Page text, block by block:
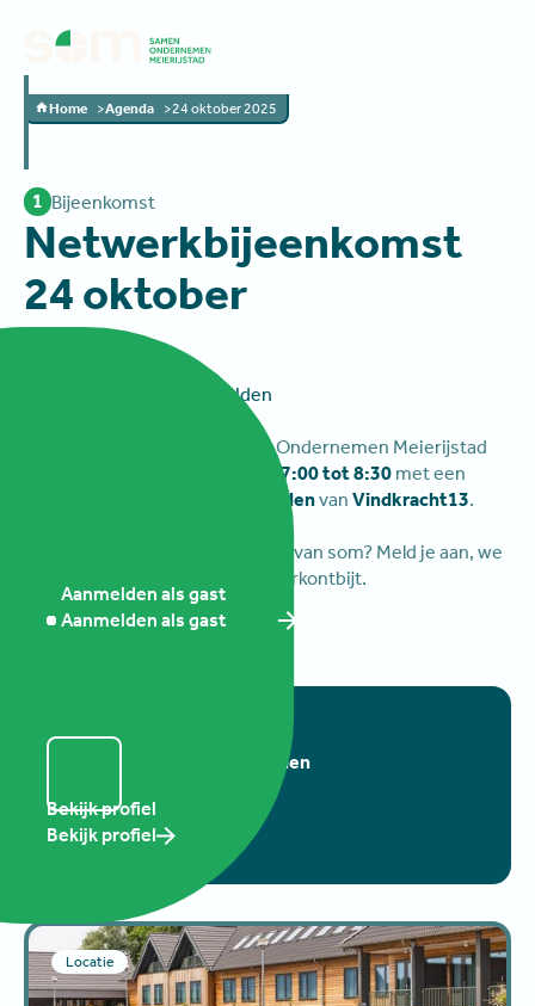
Home Agenda 24 oktober 2025
1 Bijeenkomst
Netwerkbijeenkomst
24 oktober
Fletcher Hotel Teugel, Uden
Dit netwerkontbijt van Samen Ondernemen Meierijstad
7:00 tot 8:30met een
Geert van der Heijdenvan Vindkracht13.
Te gast zijn bij deze bijeenkomst van som? Meld je aan, we
ontvangen je graag bij dit netwerkontbijt.
Aanmelden als gast
Aanmelden als gast
Onze waarden
Geert van der Heijden
Bekijk profiel
Bekijk profiel
Locatie